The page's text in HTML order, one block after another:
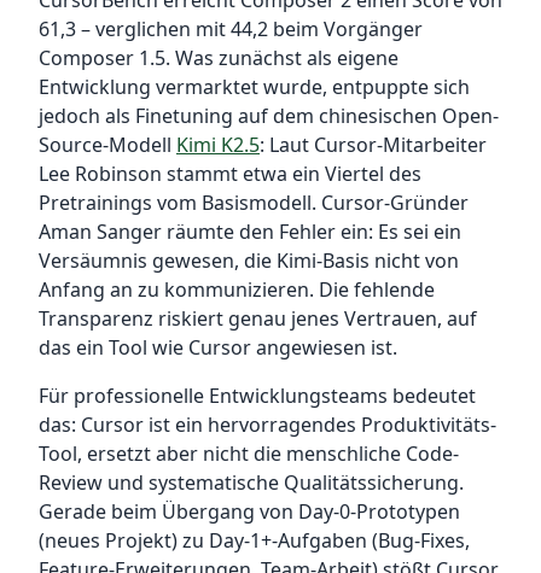
61,3 – verglichen mit 44,2 beim Vorgänger
Composer 1.5. Was zunächst als eigene
Entwicklung vermarktet wurde, entpuppte sich
jedoch als Finetuning auf dem chinesischen Open-
Source-Modell Kimi K2.5: Laut Cursor-Mitarbeiter
Lee Robinson stammt etwa ein Viertel des
Pretrainings vom Basismodell. Cursor-Gründer
Aman Sanger räumte den Fehler ein: Es sei ein
Versäumnis gewesen, die Kimi-Basis nicht von
Anfang an zu kommunizieren. Die fehlende
Transparenz riskiert genau jenes Vertrauen, auf
das ein Tool wie Cursor angewiesen ist.
Für professionelle Entwicklungsteams bedeutet
das: Cursor ist ein hervorragendes Produktivitäts-
Tool, ersetzt aber nicht die menschliche Code-
Review und systematische Qualitätssicherung.
Gerade beim Übergang von Day-0-Prototypen
(neues Projekt) zu Day-1+-Aufgaben (Bug-Fixes,